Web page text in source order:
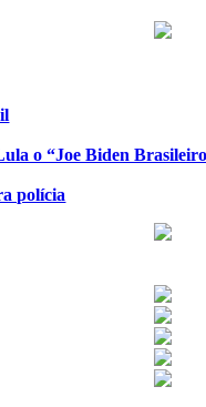
o “Joe Biden
polícia